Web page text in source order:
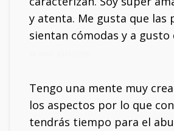
y atenta. Me gusta que las
sientan cómodas y a gusto
Tengo una mente muy
los aspectos por lo que
tendrás tiempo para el